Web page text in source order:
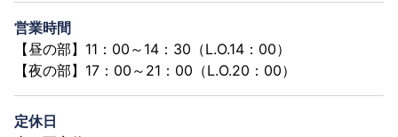
営業時間
【昼の部】11：00～14：30（L.O.14：00）
【夜の部】17：00～21：00（L.O.20：00）
定休日